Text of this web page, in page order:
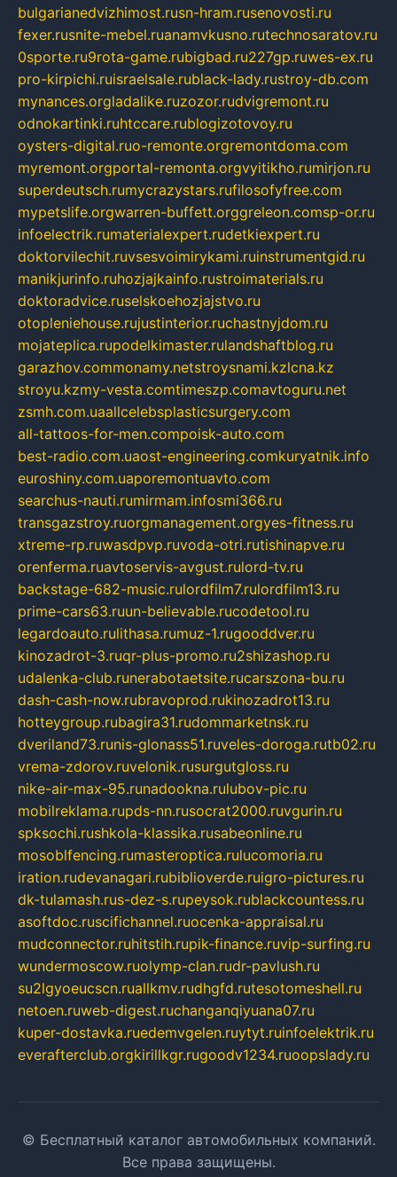
bulgarianedvizhimost.rusn-hram.rusenovosti.ru
fexer.rusnite-mebel.ruanamvkusno.rutechnosaratov.ru
0sporte.ru9rota-game.rubigbad.ru227gp.ruwes-ex.ru
pro-kirpichi.ruisraelsale.rublack-lady.rustroy-db.com
mynances.orgladalike.ruzozor.rudvigremont.ru
odnokartinki.ruhtccare.rublogizotovoy.ru
oysters-digital.ruo-remonte.orgremontdoma.com
myremont.orgportal-remonta.orgvyitikho.rumirjon.ru
superdeutsch.rumycrazystars.rufilosofyfree.com
mypetslife.orgwarren-buffett.orggreleon.comsp-or.ru
infoelectrik.rumaterialexpert.rudetkiexpert.ru
doktorvilechit.ruvsesvoimirykami.ruinstrumentgid.ru
manikjurinfo.ruhozjajkainfo.rustroimaterials.ru
doktoradvice.ruselskoehozjajstvo.ru
otopleniehouse.rujustinterior.ruchastnyjdom.ru
mojateplica.rupodelkimaster.rulandshaftblog.ru
garazhov.commonamy.netstroysnami.kzlcna.kz
stroyu.kzmy-vesta.comtimeszp.comavtoguru.net
zsmh.com.uaallcelebsplasticsurgery.com
all-tattoos-for-men.compoisk-auto.com
best-radio.com.uaost-engineering.comkuryatnik.info
euroshiny.com.uaporemontuavto.com
searchus-nauti.rumirmam.infosmi366.ru
transgazstroy.ruorgmanagement.orgyes-fitness.ru
xtreme-rp.ruwasdpvp.ruvoda-otri.rutishinapve.ru
orenferma.ruavtoservis-avgust.rulord-tv.ru
backstage-682-music.rulordfilm7.rulordfilm13.ru
prime-cars63.ruun-believable.rucodetool.ru
legardoauto.rulithasa.rumuz-1.rugooddver.ru
kinozadrot-3.ruqr-plus-promo.ru2shizashop.ru
udalenka-club.runerabotaetsite.rucarszona-bu.ru
dash-cash-now.rubravoprod.rukinozadrot13.ru
hotteygroup.rubagira31.rudommarketnsk.ru
dveriland73.runis-glonass51.ruveles-doroga.rutb02.ru
vrema-zdorov.ruvelonik.rusurgutgloss.ru
nike-air-max-95.runadookna.rulubov-pic.ru
mobilreklama.rupds-nn.rusocrat2000.ruvgurin.ru
spksochi.rushkola-klassika.rusabeonline.ru
mosoblfencing.rumasteroptica.rulucomoria.ru
iration.rudevanagari.rubiblioverde.ruigro-pictures.ru
dk-tulamash.rus-dez-s.rupeysok.rublackcountess.ru
asoftdoc.ruscifichannel.ruocenka-appraisal.ru
mudconnector.ruhitstih.rupik-finance.ruvip-surfing.ru
wundermoscow.ruolymp-clan.rudr-pavlush.ru
su2lgyoeucscn.ruallkmv.rudhgfd.rutesotomeshell.ru
netoen.ruweb-digest.ruchanganqiyuana07.ru
kuper-dostavka.ruedemvgelen.ruytyt.ruinfoelektrik.ru
everafterclub.orgkirillkgr.rugoodv1234.ruoopslady.ru
© Бесплатный каталог автомобильных компаний.
Все права защищены.